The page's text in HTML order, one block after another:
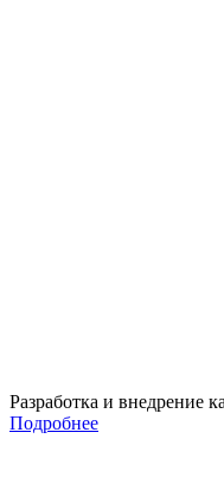
Разработка и внедрение
Подробнее